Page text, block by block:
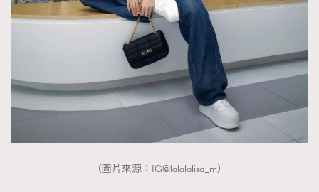
（圖片來源：IG@lalalalisa_m）